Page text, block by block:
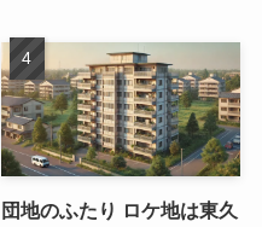
団地のふたり ロケ地は東久